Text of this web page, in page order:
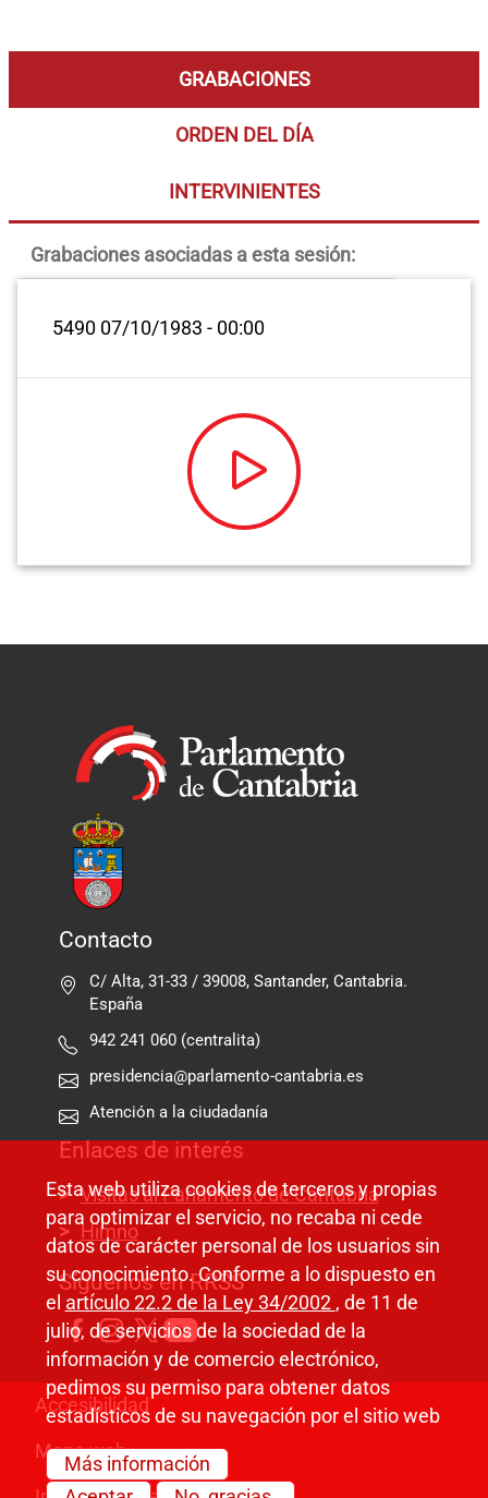
GRABACIONES
ORDEN DEL DÍA
INTERVINIENTES
Grabaciones asociadas a esta sesión:
5490 07/10/1983 - 00:00
Contacto
C/ Alta, 31-33 / 39008, Santander, Cantabria.
España
942 241 060 (centralita)
presidencia@parlamento-cantabria.es
Atención a la ciudadanía
Enlaces de interés
Visitas al Parlamento de Cantabria
Himno
Síguenos en RRSS
Pie de página
Accesibilidad
Mapa web
Esta web utiliza cookies de terceros y propias
para optimizar el servicio, no recaba ni cede
datos de carácter personal de los usuarios sin
su conocimiento. Conforme a lo dispuesto en
el artículo 22.2 de la Ley 34/2002 , de 11 de
julio, de servicios de la sociedad de la
información y de comercio electrónico,
pedimos su permiso para obtener datos
estadísticos de su navegación por el sitio web
Más información